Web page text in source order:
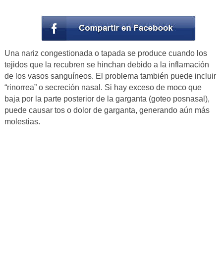
Una nariz congestionada o tapada se produce cuando los
tejidos que la recubren se hinchan debido a la inflamación
de los vasos sanguíneos. El problema también puede incluir
“rinorrea” o secreción nasal. Si hay exceso de moco que
baja por la parte posterior de la garganta (goteo posnasal),
puede causar tos o dolor de garganta, generando aún más
molestias.